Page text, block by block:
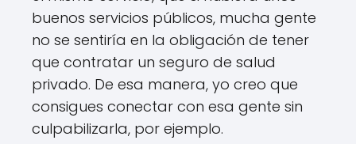
buenos servicios públicos, mucha gente
no se sentiría en la obligación de tener
que contratar un seguro de salud
privado. De esa manera, yo creo que
consigues conectar con esa gente sin
culpabilizarla, por ejemplo.